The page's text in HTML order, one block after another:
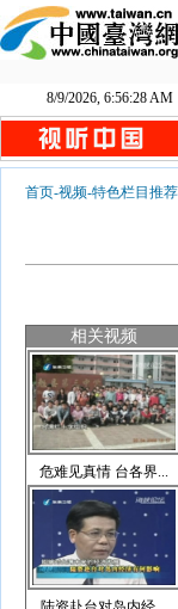
8/9/2026, 6:56:28 AM
首页-视频-特色栏目推荐
相关视频
危难见真情 台各界...